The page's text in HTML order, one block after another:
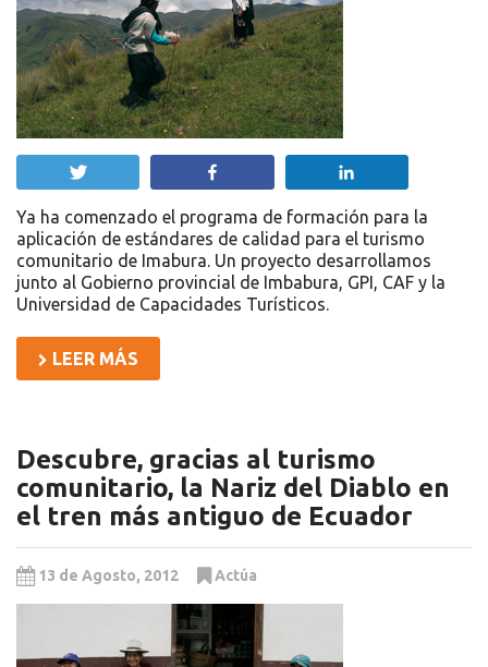
Ya ha comenzado el programa de formación para la
aplicación de estándares de calidad para el turismo
comunitario de Imabura. Un proyecto desarrollamos
junto al Gobierno provincial de Imbabura, GPI, CAF y la
Universidad de Capacidades Turísticos.
LEER MÁS
Descubre, gracias al turismo
comunitario, la Nariz del Diablo en
el tren más antiguo de Ecuador
13 de Agosto, 2012 Actúa